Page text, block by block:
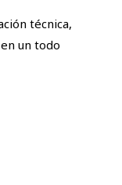
técnica,
un todo